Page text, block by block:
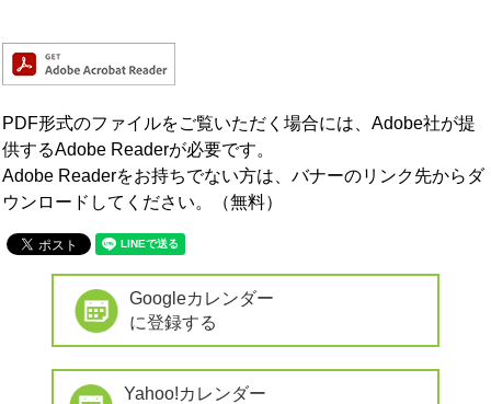
PDF形式のファイルをご覧いただく場合には、Adobe社が提
供するAdobe Readerが必要です。
Adobe Readerをお持ちでない方は、バナーのリンク先からダ
ウンロードしてください。（無料）
Googleカレンダー
に登録する
Yahoo!カレンダー